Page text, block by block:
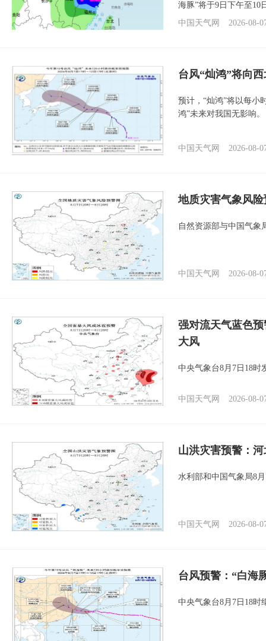
海豚”将于9日下午至10
中国天气网
2026-08-
台风“灿鸿”将向
预计，“灿鸿”将以每小
鸿”未来对我国无影响。
中国天气网 2026-08-
地质灾害气象风
自然资源部与中国气象
中国天气网 2026-08-
强对流天气蓝色
大风
中央气象台8月7日18时
中国天气网 2026-08-
山洪灾害预警：
水利部和中国气象局8
中国天气网 2026-08-
台风预警：“白海
中央气象台8月7日18时